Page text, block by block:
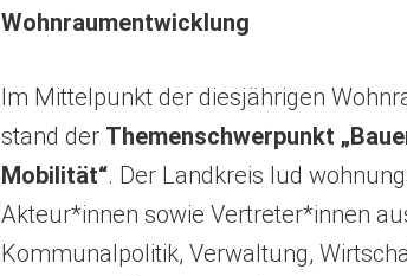
Wohnraumentwicklung
Im Mittelpunkt der diesjährigen
stand der Themenschwerpunkt
Mobilität“. Der Landkreis lud
Akteur*innen sowie Vertreter*innen
Kommunalpolitik, Verwaltung,